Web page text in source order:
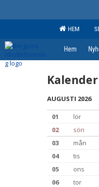
HEM
Hem
Kalender
AUGUSTI 2026
01
lör
02
sön
03
mån
04
tis
05
ons
06
tor